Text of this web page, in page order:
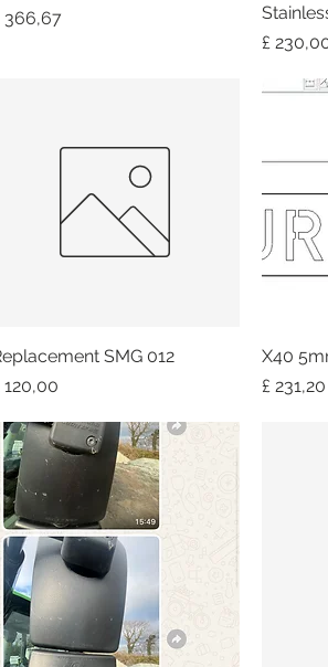
366,67
Prijs
£
Snel overzicht
SMG 012
120,00
X40
Prijs
£ 231,20